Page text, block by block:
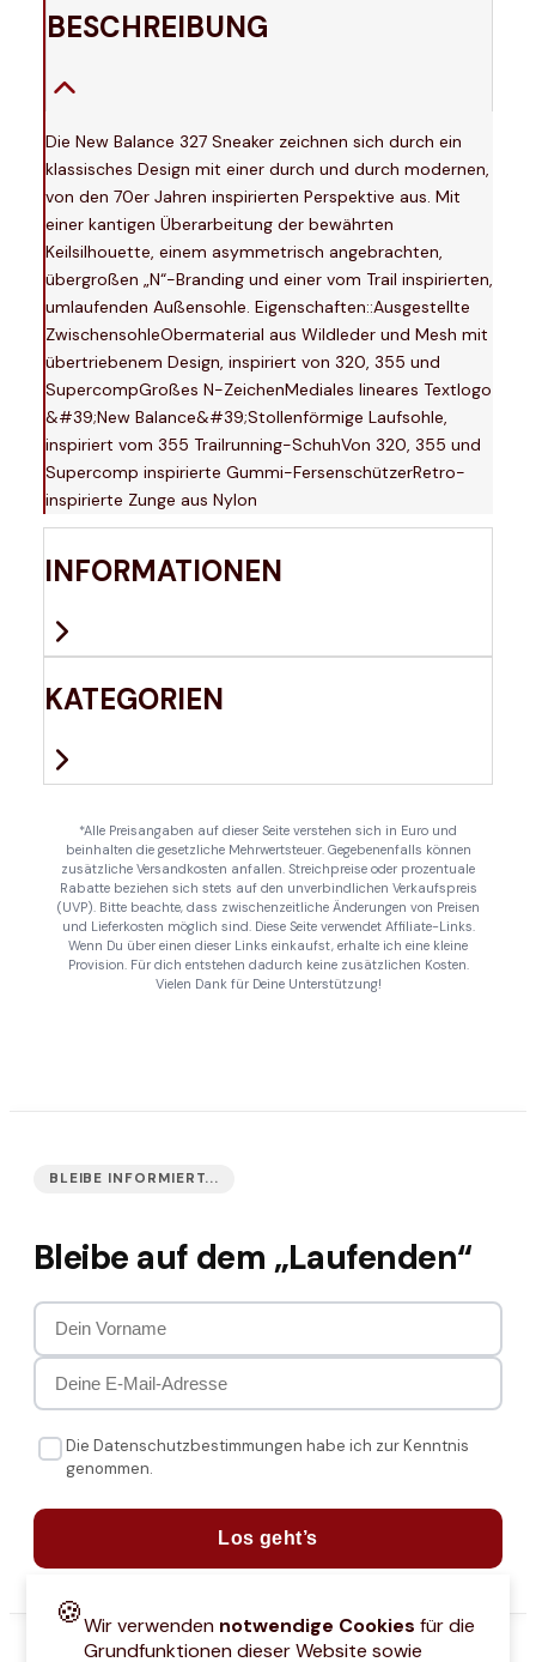
BESCHREIBUNG
Die New Balance 327 Sneaker zeichnen sich durch ein
klassisches Design mit einer durch und durch modernen,
von den 70er Jahren inspirierten Perspektive aus. Mit
einer kantigen Überarbeitung der bewährten
Keilsilhouette, einem asymmetrisch angebrachten,
übergroßen „N“-Branding und einer vom Trail inspirierten,
umlaufenden Außensohle. Eigenschaften::Ausgestellte
ZwischensohleObermaterial aus Wildleder und Mesh mit
übertriebenem Design, inspiriert von 320, 355 und
SupercompGroßes N-ZeichenMediales lineares Textlogo
&#39;New Balance&#39;Stollenförmige Laufsohle,
inspiriert vom 355 Trailrunning-SchuhVon 320, 355 und
Supercomp inspirierte Gummi-FersenschützerRetro-
inspirierte Zunge aus Nylon
INFORMATIONEN
KATEGORIEN
*Alle Preisangaben auf dieser Seite verstehen sich in Euro und
beinhalten die gesetzliche Mehrwertsteuer. Gegebenenfalls können
zusätzliche Versandkosten anfallen. Streichpreise oder prozentuale
Rabatte beziehen sich stets auf den unverbindlichen Verkaufspreis
(UVP). Bitte beachte, dass zwischenzeitliche Änderungen von Preisen
und Lieferkosten möglich sind. Diese Seite verwendet Affiliate-Links.
Wenn Du über einen dieser Links einkaufst, erhalte ich eine kleine
Provision. Für dich entstehen dadurch keine zusätzlichen Kosten.
Vielen Dank für Deine Unterstützung!
BLEIBE INFORMIERT...
Bleibe auf dem „Laufenden“
Die Datenschutzbestimmungen habe ich zur Kenntnis
genommen.
Los geht’s
🍪Wir verwenden notwendige Cookies für die
Grundfunktionen dieser Website sowie